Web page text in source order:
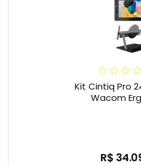
Kit Cintiq Pro
Wacom
R$